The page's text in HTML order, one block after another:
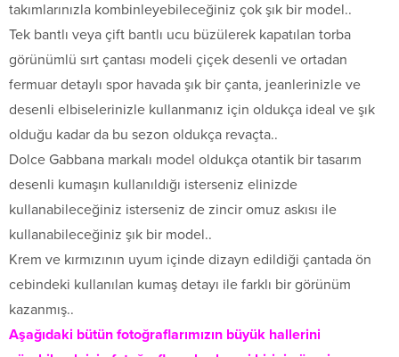
takımlarınızla kombinleyebileceğiniz çok şık bir model..
Tek bantlı veya çift bantlı ucu büzülerek kapatılan torba
görünümlü sırt çantası modeli çiçek desenli ve ortadan
fermuar detaylı spor havada şık bir çanta, jeanlerinizle ve
desenli elbiselerinizle kullanmanız için oldukça ideal ve şık
olduğu kadar da bu sezon oldukça revaçta..
Dolce Gabbana markalı model oldukça otantik bir tasarım
desenli kumaşın kullanıldığı isterseniz elinizde
kullanabileceğiniz isterseniz de zincir omuz askısı ile
kullanabileceğiniz şık bir model..
Krem ve kırmızının uyum içinde dizayn edildiği çantada ön
cebindeki kullanılan kumaş detayı ile farklı bir görünüm
kazanmış..
Aşağıdaki bütün fotoğraflarımızın büyük hallerini